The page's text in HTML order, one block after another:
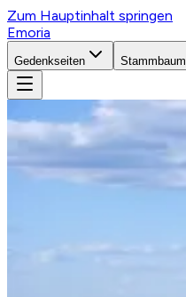
Zum Hauptinhalt springen
Emoria
Gedenkseiten Stammbaum